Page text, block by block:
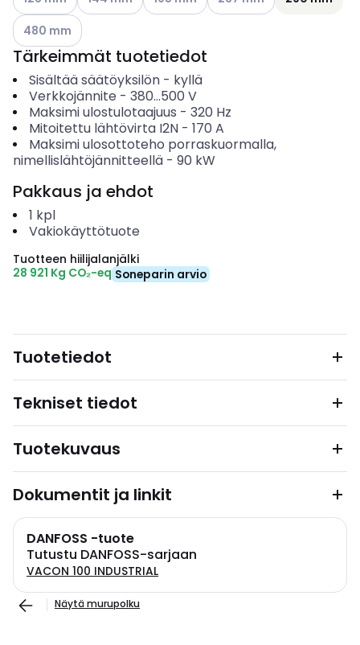
Katso käytettävissä olevat vaihtoehdot
480 mm
Tärkeimmät tuotetiedot
Sisältää säätöyksilön- kyllä
Verkkojännite - 380...500 V
Maksimi ulostulotaajuus - 320 Hz
Mitoitettu lähtövirta I2N- 170 A
Maksimi ulosottoteho porraskuormalla,
nimellislähtöjännitteellä - 90 kW
Pakkaus ja ehdot
1 kpl
Vakiokäyttötuote
Tuotteen hiilijalanjälki
28 921 Kg CO₂-eq Soneparin arvio
Tuotetiedot
Tekniset tiedot
Tuotekuvaus
Dokumentit ja linkit
DANFOSS -tuote
Tutustu DANFOSS-sarjaan
VACON 100 INDUSTRIAL
Näytä murupolku